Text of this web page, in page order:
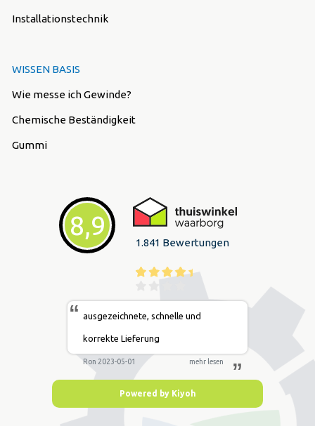
Installationstechnik
WISSEN BASIS
Wie messe ich Gewinde?
Chemische Beständigkeit
Gummi
8,9
1.841 Bewertungen
“ ausgezeichnete, schnelle und
korrekte Lieferung
Ron 2023-05-01 mehr lesen ”
Powered by Kiyoh